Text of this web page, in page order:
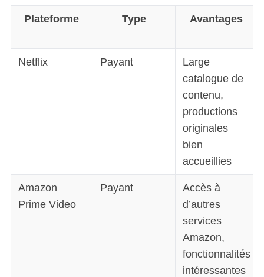
Plateforme Type Avantages
Netflix Payant
Large
catalogue de
contenu,
productions
originales
bien
accueillies
Amazon
Prime Video
Payant
Accès à
d’autres
services
Amazon,
fonctionnalités
intéressantes